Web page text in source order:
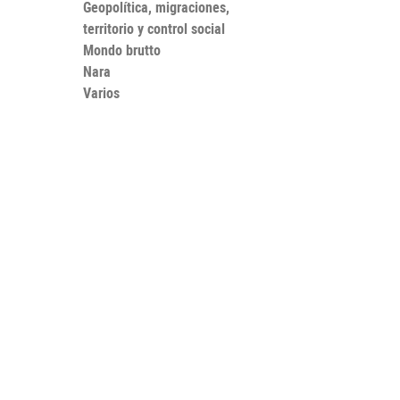
Geopolítica, migraciones,
territorio y control social
Mondo brutto
Nara
Varios